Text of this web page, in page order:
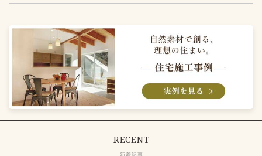
RECENT